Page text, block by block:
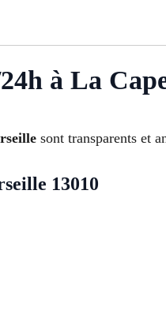
à La
sont transparents et
13010